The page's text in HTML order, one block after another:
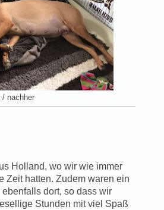
/ nachher
Holland, wo wir wie immer
Zeit hatten. Zudem waren ein
dort, so dass wir
Stunden mit viel Spaß